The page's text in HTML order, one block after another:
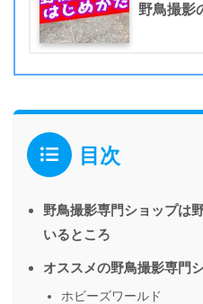
野鳥撮影
目次
野鳥撮影専門ショップは
いるところ
オススメの野鳥撮影専門
ホビーズワールド